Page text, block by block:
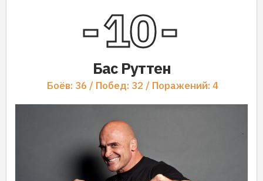
10
Бас Руттен
Боёв: 36 / Побед: 32 / Поражений: 4